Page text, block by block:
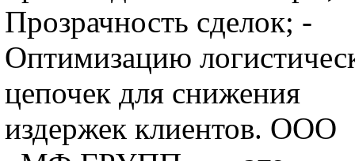
Прозрачность сделок; -
Оптимизацию
цепочек для снижения
издержек клиентов. ООО